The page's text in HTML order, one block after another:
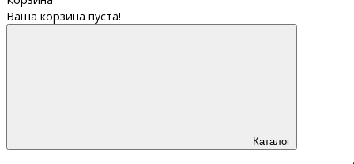
Ваша корзина пуста!
Каталог